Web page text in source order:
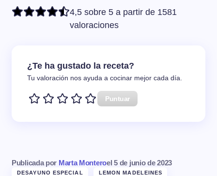
4,5 sobre 5 a partir de 1581
valoraciones
¿Te ha gustado la receta?
Tu valoración nos ayuda a cocinar mejor cada día.
Puntuar
Publicada por Marta Monteroel 5 de junio de 2023
DESAYUNO ESPECIAL LEMON MADELEINES